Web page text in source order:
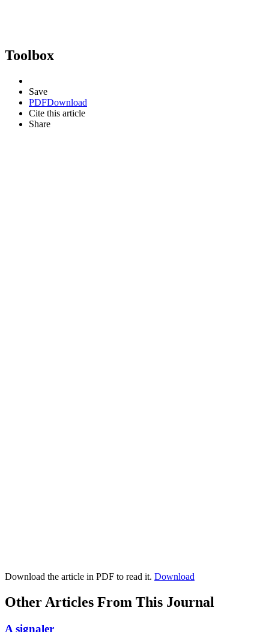
Toolbox
Save
PDFDownload
Cite this article
Share
Download the article in PDF to read it. Download
Other Articles From This Journal
A signaler